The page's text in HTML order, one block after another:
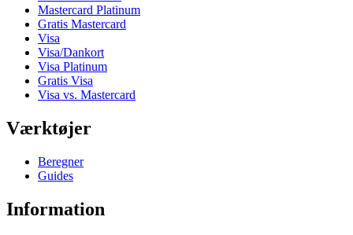
Mastercard Platinum
Gratis Mastercard
Visa
Visa/Dankort
Visa Platinum
Gratis Visa
Visa vs. Mastercard
Værktøjer
Beregner
Guides
Information